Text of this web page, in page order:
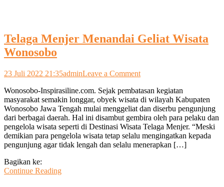
Telaga Menjer Menandai Geliat Wisata
Wonosobo
23 Juli 2022 21:35adminLeave a Commenton
Menjer
Menandai
Geliat
Wisata
Wonosobo
Wonosobo-Inspirasiline.com. Sejak pembatasan kegiatan
masyarakat semakin longgar, obyek wisata di wilayah Kabupaten
Wonosobo Jawa Tengah mulai menggeliat dan diserbu pengunjung
dari berbagai daerah. Hal ini disambut gembira oleh para pelaku dan
pengelola wisata seperti di Destinasi Wisata Telaga Menjer. “Meski
demikian para pengelola wisata tetap selalu mengingatkan kepada
pengunjung agar tidak lengah dan selalu menerapkan […]
Bagikan ke:
Continue Reading